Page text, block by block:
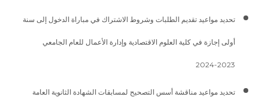
تحديد مواعيد تقديم الطلبات وشروط الاشتراك في مباراة الدخول إلى سنة
أولى إجازة في كلية العلوم الاقتصادية وإدارة الأعمال للعام الجامعي
2023-2024
تحديد مواعيد مناقشة أسس التصحيح لمسابقات الشهادة الثانوية العامة